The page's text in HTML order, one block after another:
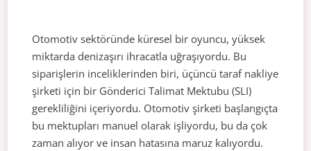
Otomotiv sektöründe küresel bir oyuncu, yüksek
miktarda denizaşırı ihracatla uğraşıyordu. Bu
siparişlerin inceliklerinden biri, üçüncü taraf nakliye
şirketi için bir Gönderici Talimat Mektubu (SLI)
gerekliliğini içeriyordu. Otomotiv şirketi başlangıçta
bu mektupları manuel olarak işliyordu, bu da çok
zaman alıyor ve insan hatasına maruz kalıyordu.